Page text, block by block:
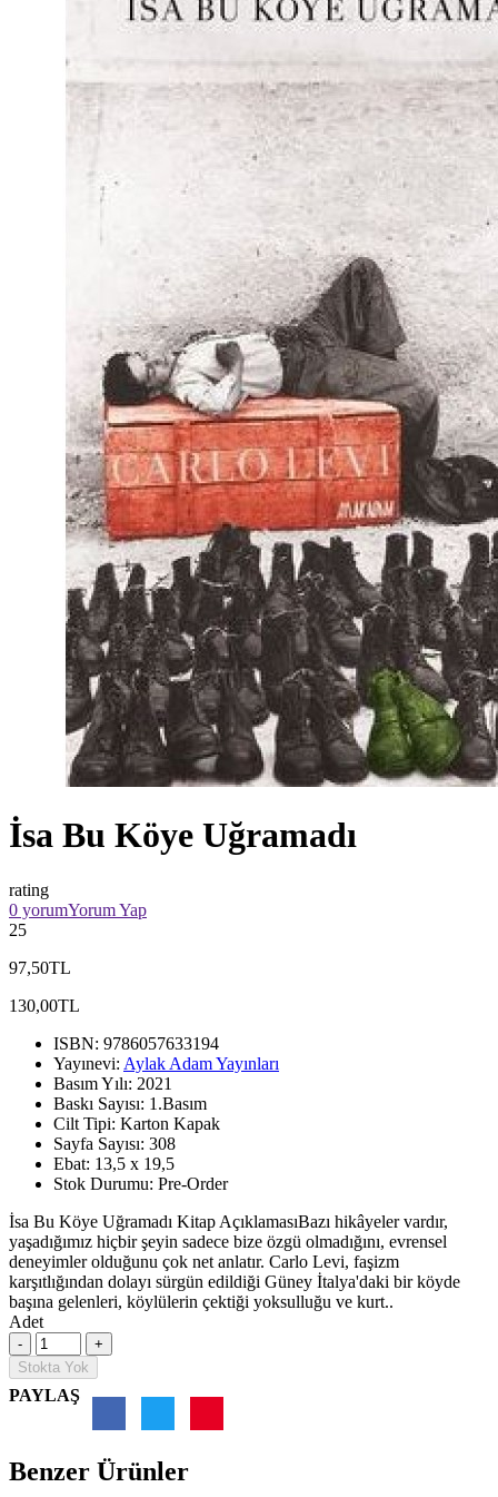
İsa Bu Köye Uğramadı
rating
0 yorumYorum Yap
25
97,50TL
130,00TL
ISBN: 9786057633194
Yayınevi: Aylak Adam Yayınları
Basım Yılı: 2021
Baskı Sayısı: 1.Basım
Cilt Tipi: Karton Kapak
Sayfa Sayısı: 308
Ebat: 13,5 x 19,5
Stok Durumu: Pre-Order
İsa Bu Köye Uğramadı Kitap AçıklamasıBazı hikâyeler vardır,
yaşadığımız hiçbir şeyin sadece bize özgü olmadığını, evrensel
deneyimler olduğunu çok net anlatır. Carlo Levi, faşizm
karşıtlığından dolayı sürgün edildiği Güney İtalya'daki bir köyde
başına gelenleri, köylülerin çektiği yoksulluğu ve kurt..
Adet
Stokta Yok
PAYLAŞ
Benzer Ürünler